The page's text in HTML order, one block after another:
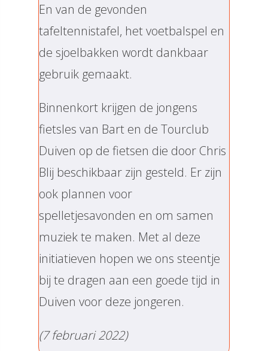
En van de gevonden
tafeltennistafel, het voetbalspel en
de sjoelbakken wordt dankbaar
gebruik gemaakt.
Binnenkort krijgen de jongens
fietsles van Bart en de Tourclub
Duiven op de fietsen die door Chris
Blij beschikbaar zijn gesteld. Er zijn
ook plannen voor
spelletjesavonden en om samen
muziek te maken. Met al deze
initiatieven hopen we ons steentje
bij te dragen aan een goede tijd in
Duiven voor deze jongeren.
(7 februari 2022)